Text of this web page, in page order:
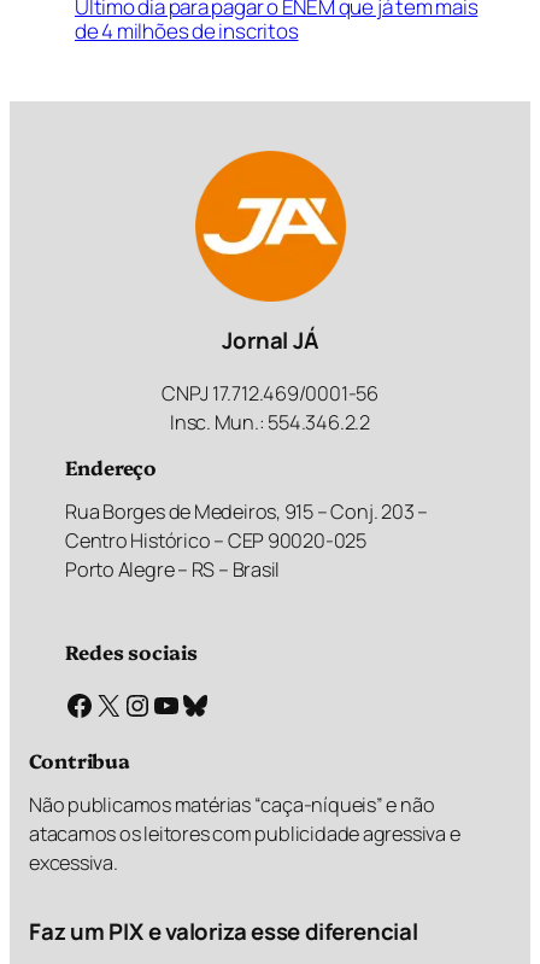
Ultimo dia para pagar o ENEM que já tem mais
de 4 milhões de inscritos
Jornal JÁ
CNPJ 17.712.469/0001-56
Insc. Mun.: 554.346.2.2
Endereço
Rua Borges de Medeiros, 915 – Conj. 203 –
Centro Histórico – CEP 90020-025
Porto Alegre – RS – Brasil
Redes sociais
Facebook X Instagram Youtube Bluesky
Contribua
Não publicamos matérias “caça-níqueis” e não
atacamos os leitores com publicidade agressiva e
excessiva.
Faz um PIX e valoriza esse diferencial